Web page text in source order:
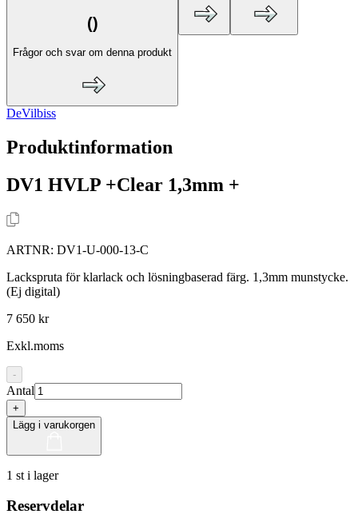
()
Frågor och svar om denna produkt
DeVilbiss
Produktinformation
DV1 HVLP +Clear 1,3mm +
ARTNR: DV1-U-000-13-C
Lackspruta för klarlack och lösningbaserad färg. 1,3mm munstycke.
(Ej digital)
7 650 kr
Exkl.moms
-
Antal
+
Lägg i varukorgen
1 st i lager
Reservdelar